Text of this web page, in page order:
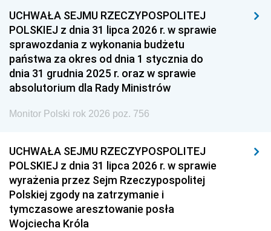
1939 1938 1937
1936 1930
UCHWAŁA SEJMU RZECZYPOSPOLITEJ
POLSKIEJ z dnia 31 lipca 2026 r. w sprawie
sprawozdania z wykonania budżetu
państwa za okres od dnia 1 stycznia do
dnia 31 grudnia 2025 r. oraz w sprawie
absolutorium dla Rady Ministrów
Monitor Polski rok 2026 poz. 756
UCHWAŁA SEJMU RZECZYPOSPOLITEJ
POLSKIEJ z dnia 31 lipca 2026 r. w sprawie
wyrażenia przez Sejm Rzeczypospolitej
Polskiej zgody na zatrzymanie i
tymczasowe aresztowanie posła
Wojciecha Króla